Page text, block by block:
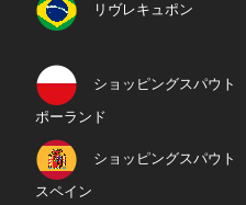
リヴレキュポン
ショッピングスパウト
ポーランド
ショッピングスパウト
スペイン